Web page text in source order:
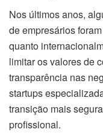
Nos últimos anos,
de empresários
quanto
limitar os valores de
transparência nas
startups
transição mais
profissional.